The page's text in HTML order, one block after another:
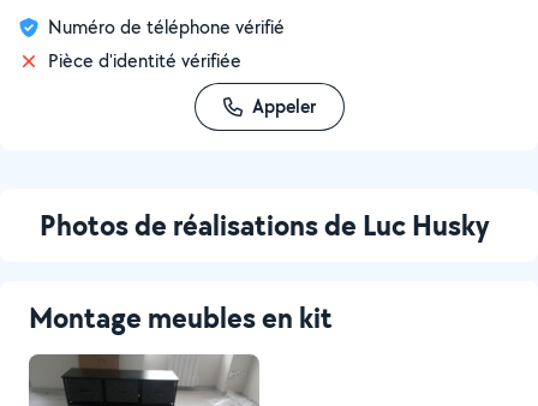
Numéro de téléphone vérifié
Pièce d'identité vérifiée
Appeler
Photos de réalisations de Luc Husky
Montage meubles en kit